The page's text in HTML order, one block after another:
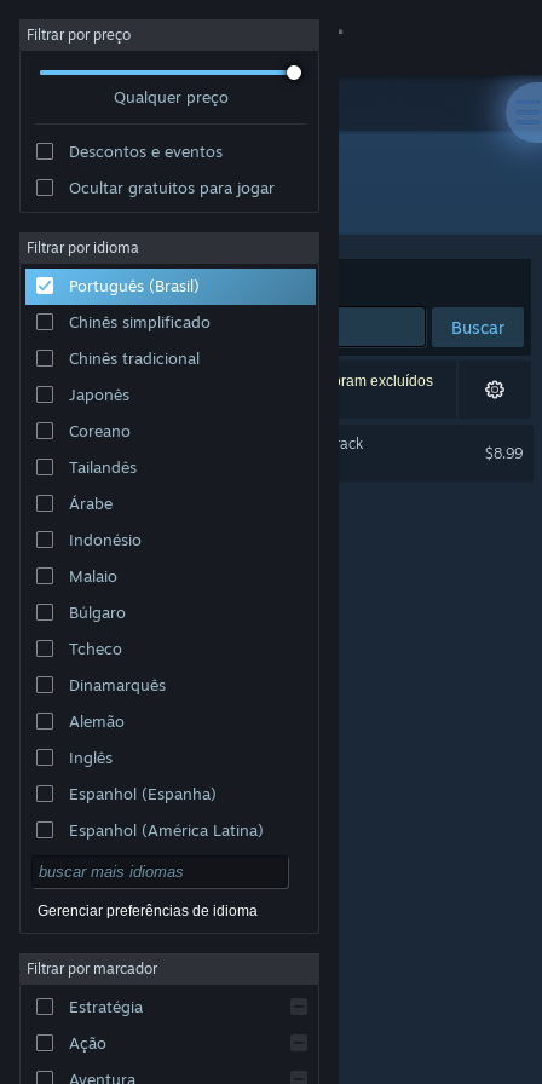
Iniciar sessão
Sobre
Suporte
Alterar idioma
Baixe o aplicativo móvel do Steam
Ver versão para computadores
© Valve Corporation. Todos os direitos reservados.
respectivos donos nos EUA e em outros países.
Acessibilidade
Reembolsos|Cookies
Filtrar por preço
Qualquer preço
Descontos e eventos
Ocultar gratuitos para jogar
Filtrar por idioma
Português (Brasil)
Chinês simplificado
Chinês tradicional
Japonês
Coreano
Tailandês
Árabe
Indonésio
Malaio
Búlgaro
Tcheco
Dinamarquês
Alemão
Inglês
Espanhol (Espanha)
Espanhol (América Latina)
Gerenciar preferências de idioma
Filtrar por marcador
Estratégia
Ação
Aventura
Desenvolvedor: POLYGON BIRD
Ordenar por Relevância
Buscar
1 resultado corresponde à sua busca. 4 títulos foram excluídos
de acordo com as suas preferências.
BIRDCAGE Original Soundtrack
$8.99